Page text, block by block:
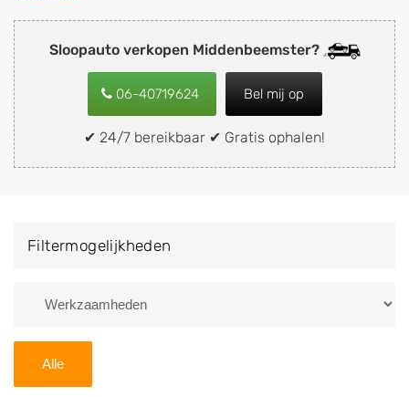
Sloopauto verkopen Middenbeemster?
06-40719624 Bel mij op
✔ 24/7 bereikbaar ✔ Gratis ophalen!
onderdelen of in de inkoop van sloopauto's,
schadeauto's en tweedehands auto's (ook zonder apk
keuring). Wilt u uw auto, camper, vrachtwagen, motor
of brommobiel snel en eenvoudig verkopen aan een
demontagebedrijf in de buurt, deze zelf wegbrengen
naar de sloop of deze liever laten ophalen op een
van Middenbeemster en ontvang een vergoeding voor
Zoekt u liever naar een sloperij in een andere plaats of
Filtermogelijkheden
Alle